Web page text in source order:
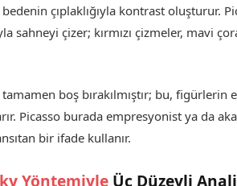
çıplaklığıyla kontrast oluşturur.
sahneyi çizer; kırmızı çizmeler, mavi
boş bırakılmıştır; bu,
Picasso burada empresyonist ya da
bir ifade kullanır.
Yöntemiyle Üç Düzeyli